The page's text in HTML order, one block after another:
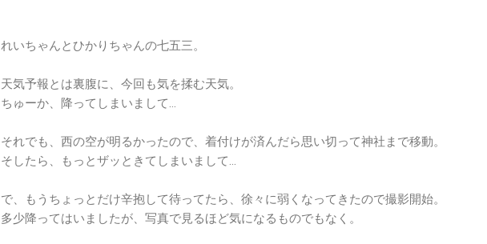
れいちゃんとひかりちゃんの七五三。
天気予報とは裏腹に、今回も気を揉む天気。
ちゅーか、降ってしまいまして…
それでも、西の空が明るかったので、着付けが済んだら思い切って神社まで移動。
そしたら、もっとザッときてしまいまして…
で、もうちょっとだけ辛抱して待ってたら、徐々に弱くなってきたので撮影開始。
多少降ってはいましたが、写真で見るほど気になるものでもなく。